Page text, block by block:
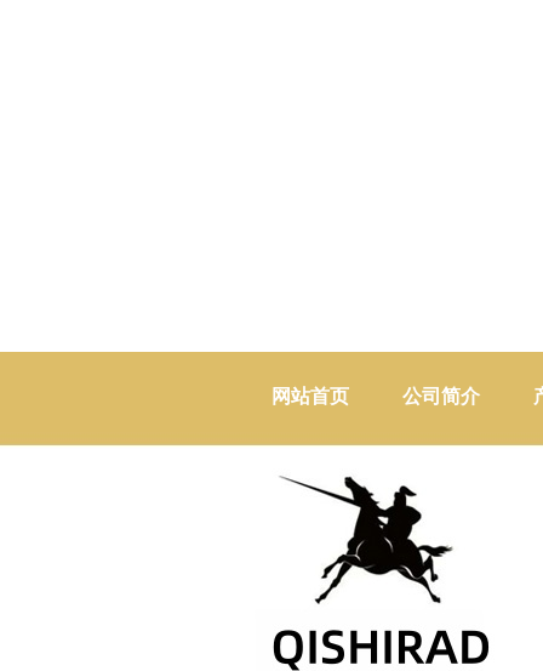
网站首页 公司简介